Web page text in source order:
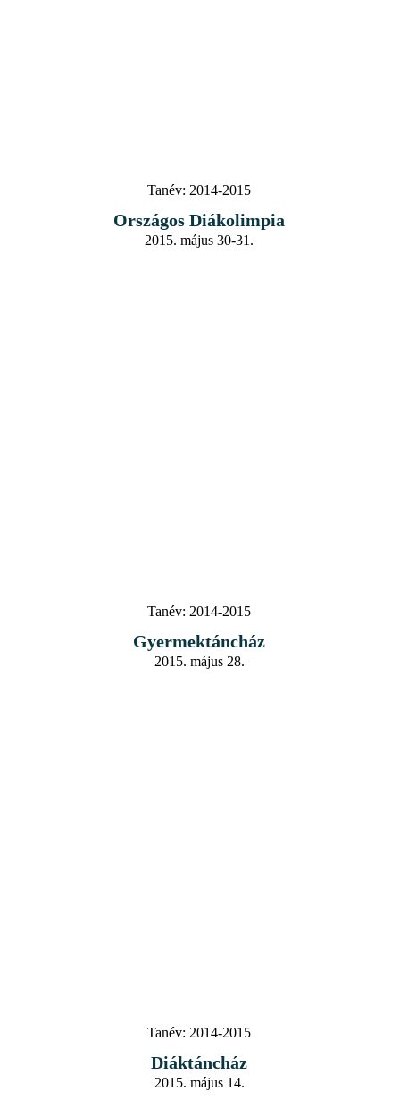
Tanév: 2014-2015
Országos Diákolimpia
2015. május 30-31.
Tanév: 2014-2015
Gyermektáncház
2015. május 28.
Tanév: 2014-2015
Diáktáncház
2015. május 14.